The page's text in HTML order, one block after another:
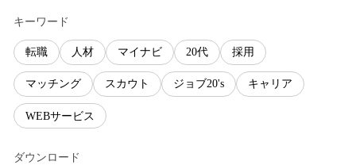
キーワード
転職 人材 マイナビ 20代 採用
マッチング スカウト ジョブ20's キャリア
WEBサービス
ダウンロード